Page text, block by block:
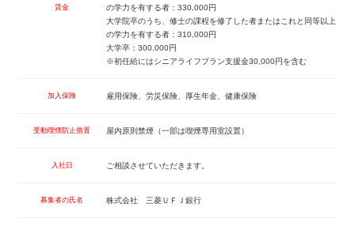
賃金
の学力を有する者：330,000円
大学院卒のうち、修士の課程を修了した者またはこれと同等以上
の学力を有する者：310,000円
大学卒：300,000円
※初任給にはシニアライフプラン支援金30,000円を含む
加入保険 雇用保険、労災保険、厚生年金、健康保険
受動喫煙防止措置 屋内原則禁煙（一部は喫煙専用室設置）
入社日 ご相談させていただきます。
募集者の氏名 株式会社 三菱ＵＦＪ銀行